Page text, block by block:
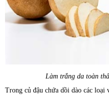
Làm trắng da toàn
Trong củ đậu chứa dồi dào các